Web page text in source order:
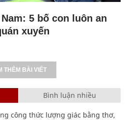
5 bố con luôn an
xuyến
THÊM BÀI VIẾT
Bình luận nhiều
công thức lượng giác bằng thơ,